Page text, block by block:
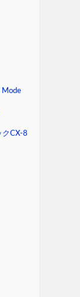
Mode
クCX-8